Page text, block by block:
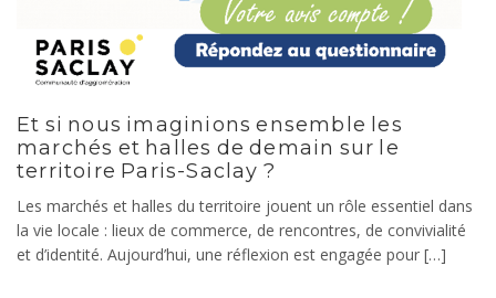
Et si nous imaginions ensemble les
marchés et halles de demain sur le
territoire Paris-Saclay ?
Les marchés et halles du territoire jouent un rôle essentiel dans
la vie locale : lieux de commerce, de rencontres, de convivialité
et d’identité. Aujourd’hui, une réflexion est engagée pour […]